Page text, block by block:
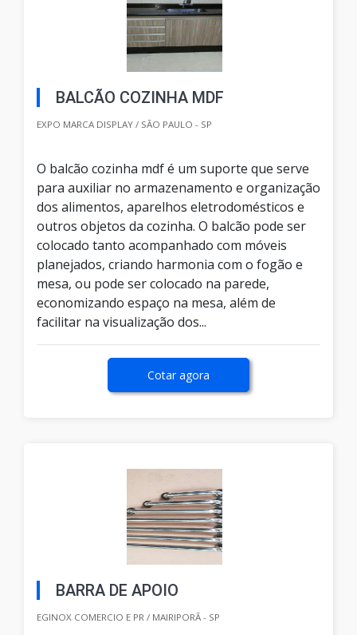
BALCÃO COZINHA MDF
EXPO MARCA DISPLAY / SÃO PAULO - SP
O balcão cozinha mdf é um suporte que serve
para auxiliar no armazenamento e organização
dos alimentos, aparelhos eletrodomésticos e
outros objetos da cozinha. O balcão pode ser
colocado tanto acompanhado com móveis
planejados, criando harmonia com o fogão e
mesa, ou pode ser colocado na parede,
economizando espaço na mesa, além de
facilitar na visualização dos...
Cotar agora
BARRA DE APOIO
EGINOX COMERCIO E PR / MAIRIPORÃ - SP